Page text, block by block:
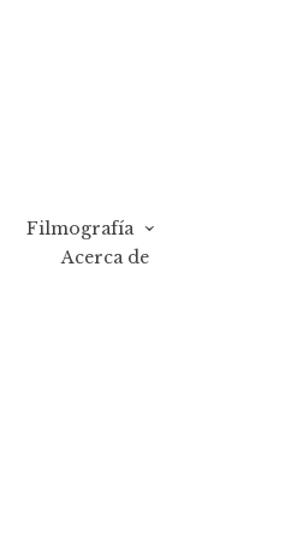
Filmografía
Acerca de